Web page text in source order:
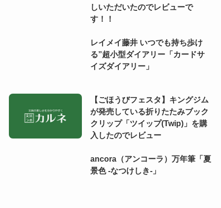
しいただいたのでレビューで
す！！
レイメイ藤井 いつでも持ち歩け
る”超小型ダイアリー「カードサ
イズダイアリー」
【ごほうびフェスタ】キングジム
が発売している折りたたみブック
クリップ「ツイップ(Twip)」を購
入したのでレビュー
ancora（アンコーラ）万年筆「夏
景色 -なつけしき-」